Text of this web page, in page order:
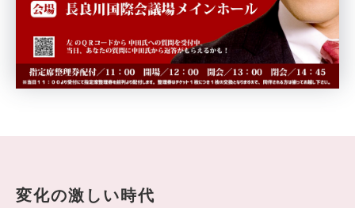
変化の激しい時代